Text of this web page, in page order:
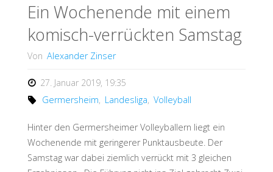
Tabellenspitze"
Ein Wochenende mit einem
komisch-verrückten Samstag
Von Alexander Zinser
27. Januar 2019, 19:35
Germersheim, Landesliga, Volleyball
Hinter den Germersheimer Volleyballern liegt ein
Wochenende mit geringerer Punktausbeute. Der
Samstag war dabei ziemlich verrückt mit 3 gleichen